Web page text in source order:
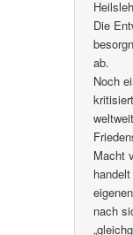
Die
ab.
Noch
Macht
nach